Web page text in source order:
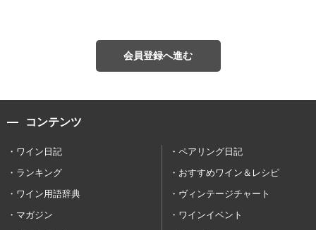
会員登録へ進む
コンテンツ
ワイン日記
ペアリング日記
ランキング
おすすめワイン＆レシピ
ワイン用語辞典
ヴィンテージチャート
マガジン
ワインイベント